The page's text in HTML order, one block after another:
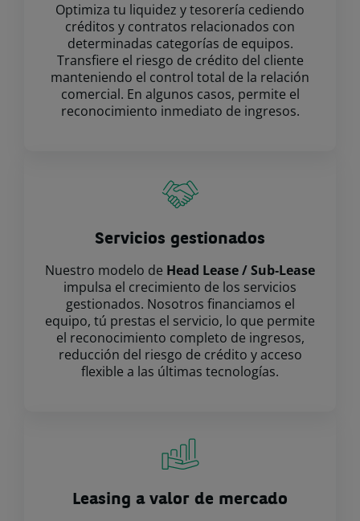
Optimiza tu liquidez y tesorería cediendo
créditos y contratos relacionados con
determinadas categorías de equipos.
Transfiere el riesgo de crédito del cliente
manteniendo el control total de la relación
comercial. En algunos casos, permite el
reconocimiento inmediato de ingresos.
Servicios gestionados
Nuestro modelo de Head Lease / Sub‑Lease
impulsa el crecimiento de los servicios
gestionados. Nosotros financiamos el
equipo, tú prestas el servicio, lo que permite
el reconocimiento completo de ingresos,
reducción del riesgo de crédito y acceso
flexible a las últimas tecnologías.
Leasing a valor de mercado